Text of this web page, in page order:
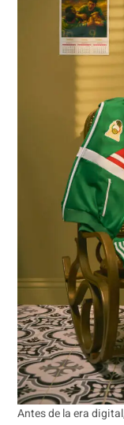
Antes de la era